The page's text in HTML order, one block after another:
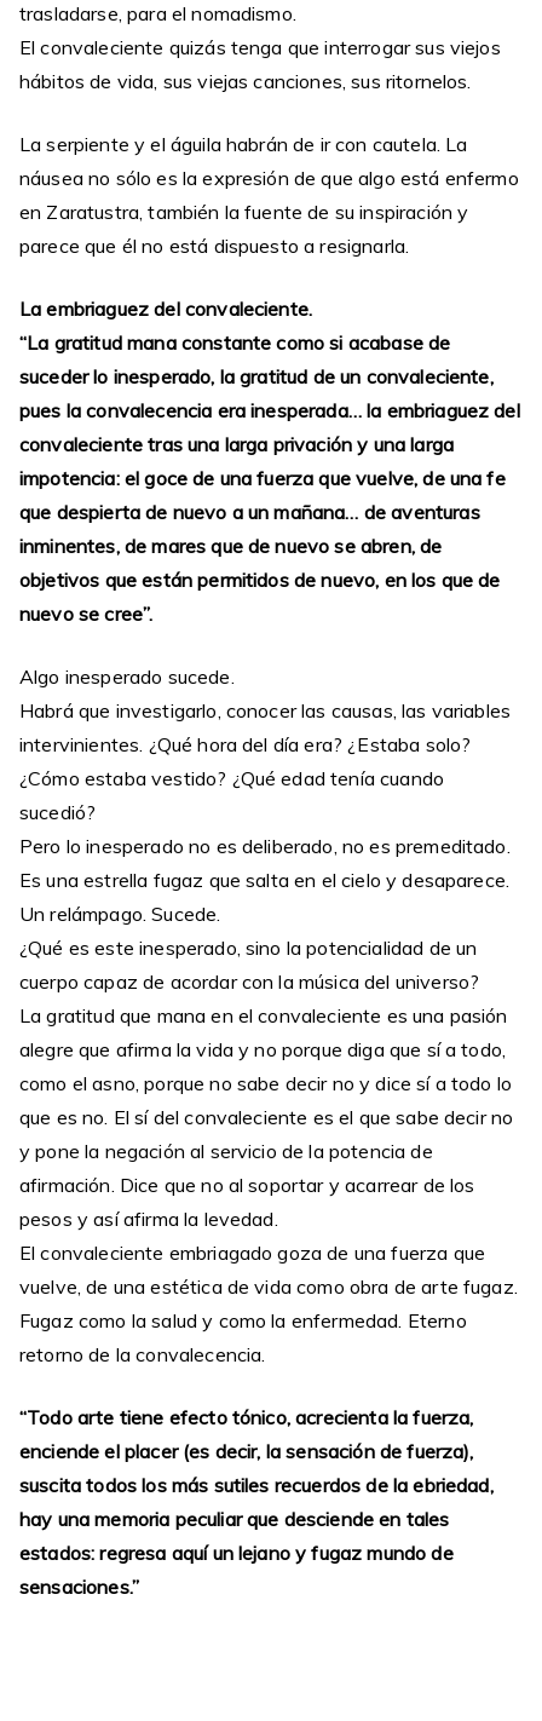
trasladarse, para el nomadismo.
El convaleciente quizás tenga que interrogar sus viejos
hábitos de vida, sus viejas canciones, sus ritornelos.
La serpiente y el águila habrán de ir con cautela. La
náusea no sólo es la expresión de que algo está enfermo
en Zaratustra, también la fuente de su inspiración y
parece que él no está dispuesto a resignarla.
La embriaguez del convaleciente.
“La gratitud mana constante como si acabase de
suceder lo inesperado, la gratitud de un convaleciente,
pues la convalecencia era inesperada… la embriaguez del
convaleciente tras una larga privación y una larga
impotencia: el goce de una fuerza que vuelve, de una fe
que despierta de nuevo a un mañana… de aventuras
inminentes, de mares que de nuevo se abren, de
objetivos que están permitidos de nuevo, en los que de
nuevo se cree”.
Algo inesperado sucede.
Habrá que investigarlo, conocer las causas, las variables
intervinientes. ¿Qué hora del día era? ¿Estaba solo?
¿Cómo estaba vestido? ¿Qué edad tenía cuando
sucedió?
Pero lo inesperado no es deliberado, no es premeditado.
Es una estrella fugaz que salta en el cielo y desaparece.
Un relámpago. Sucede.
¿Qué es este inesperado, sino la potencialidad de un
cuerpo capaz de acordar con la música del universo?
La gratitud que mana en el convaleciente es una pasión
alegre que afirma la vida y no porque diga que sí a todo,
como el asno, porque no sabe decir no y dice sí a todo lo
que es no. El sí del convaleciente es el que sabe decir no
y pone la negación al servicio de la potencia de
afirmación. Dice que no al soportar y acarrear de los
pesos y así afirma la levedad.
El convaleciente embriagado goza de una fuerza que
vuelve, de una estética de vida como obra de arte fugaz.
Fugaz como la salud y como la enfermedad. Eterno
retorno de la convalecencia.
“Todo arte tiene efecto tónico, acrecienta la fuerza,
enciende el placer (es decir, la sensación de fuerza),
suscita todos los más sutiles recuerdos de la ebriedad,
hay una memoria peculiar que desciende en tales
estados: regresa aquí un lejano y fugaz mundo de
sensaciones.”